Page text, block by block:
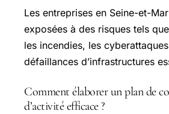
Les entreprises en Seine-et-
exposées à des risques tels
les incendies, les
défaillances d’infrastructures
Comment élaborer un plan de
d’activité efficace ?